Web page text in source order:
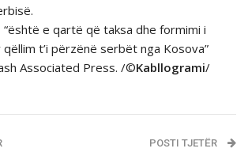
“është e qartë që taksa dhe formimi i
t’i përzënë serbët nga Kosova”
Associated Press. /©Kabllogrami/
POSTI TJETËR